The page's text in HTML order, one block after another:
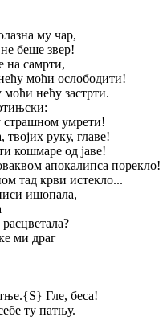
му чар,
беше звер!
на самрти,
моћи ослободити!
нећу застрти.
страшном умрети!
твојих руку, главе!
кошмаре од јаве!
апокалипса порекло!
тад крви истекло...
ишопала,
ми драг
{S} Гле, беса!
ту патњу.